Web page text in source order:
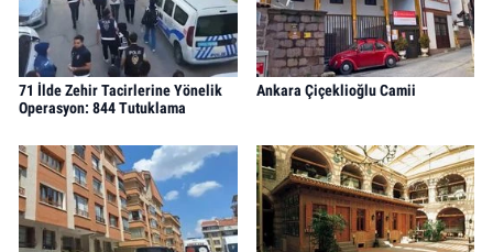
71 İlde Zehir Tacirlerine Yönelik
Operasyon: 844 Tutuklama
Ankara Çiçeklioğlu Camii